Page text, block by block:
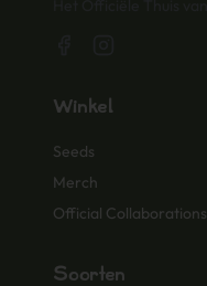
Winkel
Seeds
Merch
Official Collaborations
Soorten